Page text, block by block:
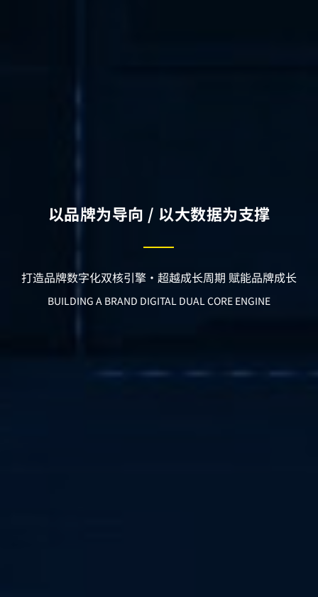
以品牌为导向 / 以大数据为支撑
打造品牌数字化双核引擎·超越成长周期 赋能品牌成长
BUILDING A BRAND DIGITAL DUAL CORE ENGINE